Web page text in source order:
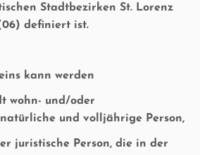
Stadtbezirken St. Lorenz
definiert ist.
kann werden
wohn- und/oder
und volljährige Person,
juristische Person, die in der